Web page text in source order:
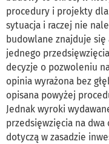
procedury i projekty
sytuacja i raczej nie
budowlane znajduje się
jednego
decyzje o pozwoleniu
opinia wyrażona bez
opisana powyżej
Jednak wyroki
przedsięwzięcia na
dotyczą w zasadzie